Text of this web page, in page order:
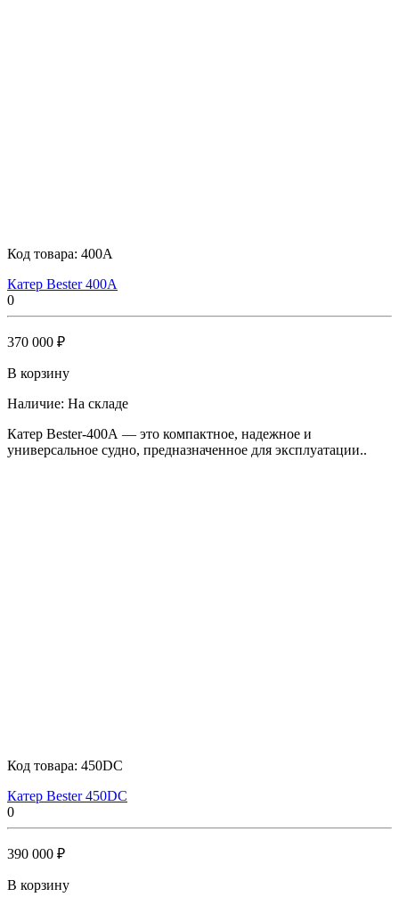
Код товара: 400A
Катер Bester 400A
0
370 000 ₽
В корзину
Наличие: На складе
Катер Bester-400А — это компактное, надежное и
универсальное судно, предназначенное для эксплуатации..
Код товара: 450DC
Катер Bester 450DC
0
390 000 ₽
В корзину